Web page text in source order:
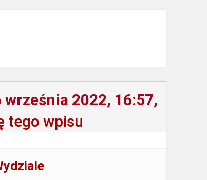
września 2022, 16:57,
tego wpisu